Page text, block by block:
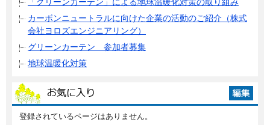
カーボンニュートラルに向けた企業の活動のご紹介（株式
会社ヨロズエンジニアリング）
グリーンカーテン 参加者募集
地球温暖化対策
登録されているページはありません。